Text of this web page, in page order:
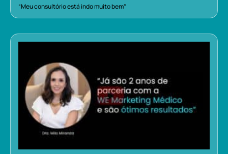
“Meu consultório está indo muito bem”